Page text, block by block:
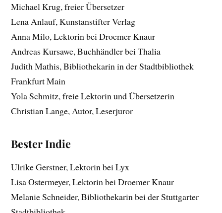
Michael Krug, freier Übersetzer
Lena Anlauf, Kunstanstifter Verlag
Anna Milo, Lektorin bei Droemer Knaur
Andreas Kursawe, Buchhändler bei Thalia
Judith Mathis, Bibliothekarin in der Stadtbibliothek
Frankfurt Main
Yola Schmitz, freie Lektorin und Übersetzerin
Christian Lange, Autor, Leserjuror
Bester Indie
Ulrike Gerstner, Lektorin bei Lyx
Lisa Ostermeyer, Lektorin bei Droemer Knaur
Melanie Schneider, Bibliothekarin bei der Stuttgarter